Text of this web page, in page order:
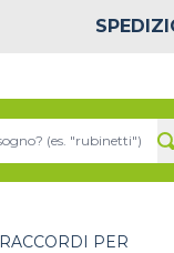
RACCORDI PER